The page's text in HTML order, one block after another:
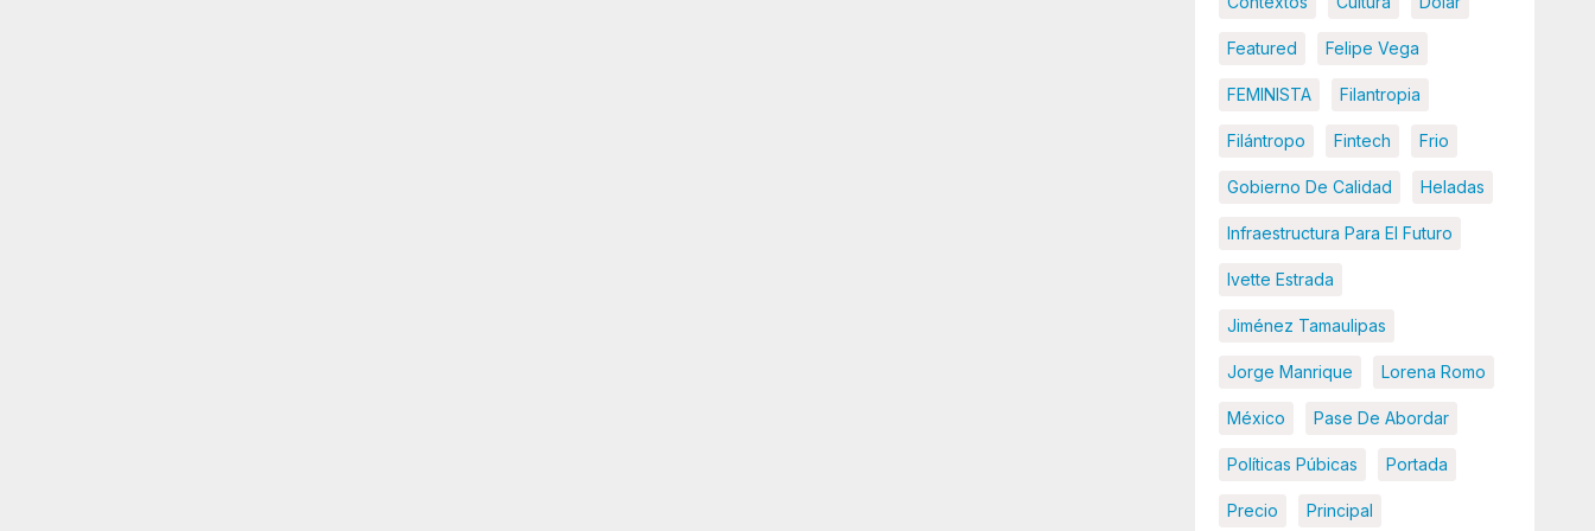
Featured Felipe Vega
FEMINISTA Filantropia
Filántropo Fintech Frio
Gobierno De Calidad Heladas
Infraestructura Para El Futuro
Ivette Estrada
Jiménez Tamaulipas
Jorge Manrique Lorena Romo
México Pase De Abordar
Políticas Púbicas Portada
Precio Principal